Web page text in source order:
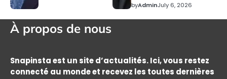
byAdminJuly 6, 2026
À propos de nous
Snapinsta est un site d’actualités. Ici, vous restez
connecté au monde et recevez les toutes dernières